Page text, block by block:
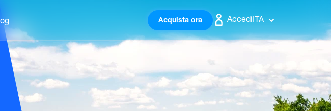
Acquista ora AccediITA